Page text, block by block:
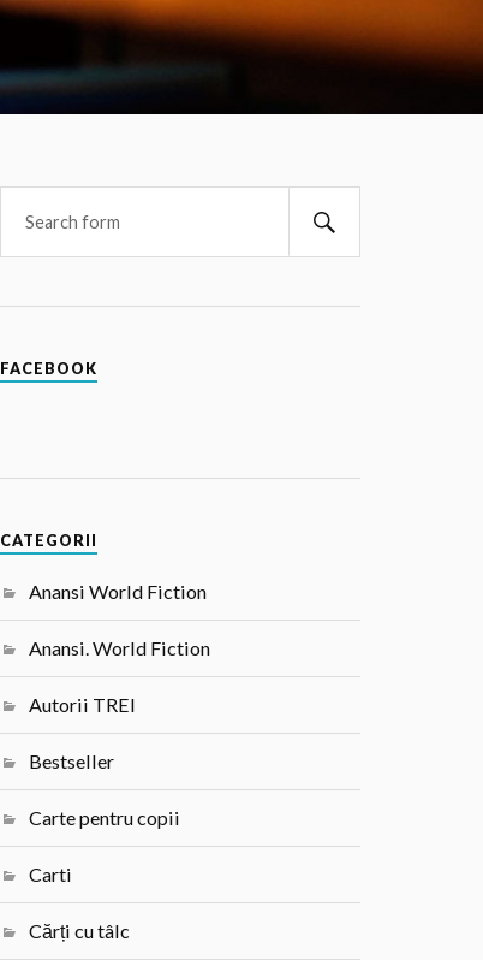
FACEBOOK
CATEGORII
Anansi World Fiction
Anansi. World Fiction
Autorii TREI
Bestseller
Carte pentru copii
Carti
Cărți cu tâlc